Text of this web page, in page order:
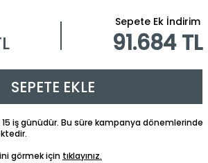
Sepete Ek İndirim
91.684 TL
SEPETE EKLE
15 iş günüdür. Bu süre kampanya dönemlerinde
görmek için tıklayınız.